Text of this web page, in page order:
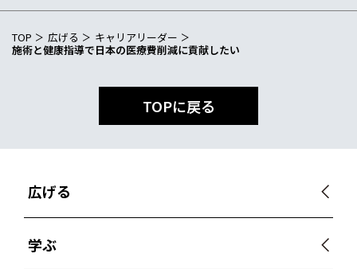
TOP 広げる
キャリアリーダー
施術と健康指導で日本の医療費削減に貢献したい
TOPに戻る
広げる
学ぶ